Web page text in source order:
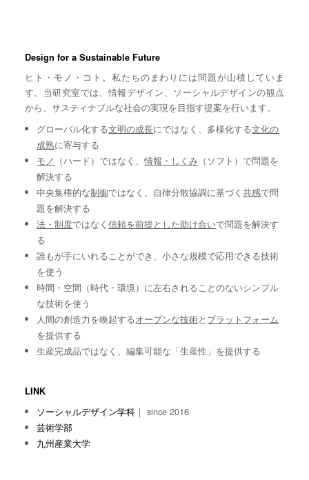
Design for a Sustainable Future
ヒト・モノ・コト。私たちのまわりには問題が山積していま
す。当研究室では、情報デザイン、ソーシャルデザインの観点
から、サスティナブルな社会の実現を目指す提案を行います。
グローバル化する文明の成長にではなく、多様化する文化の
成熟に寄与する
モノ （ハード）ではなく、情報・しくみ （ソフト）で問題を
解決する
中央集権的な制御ではなく、自律分散協調に基づく共感で問
題を解決する
法・制度ではなく信頼を前提とした助け合いで問題を解決す
る
誰もが手にいれることができ、小さな規模で応用できる技術
を使う
時間・空間（時代・環境）に左右されることのないシンプル
な技術を使う
人間の創造力を喚起するオープンな技術と プラットフォーム
を提供する
生産完成品ではなく、編集可能な「生産性」を提供する
LINK
ソーシャルデザイン学科 ｜ since 2016
芸術学部
九州産業大学